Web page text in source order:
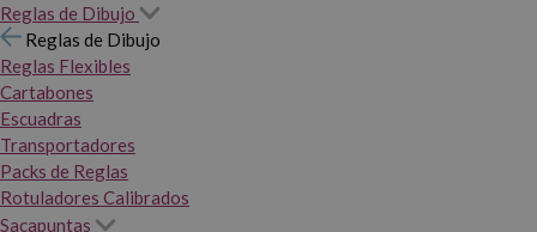
Reglas de Dibujo
Reglas de Dibujo
Reglas Flexibles
Cartabones
Escuadras
Transportadores
Packs de Reglas
Rotuladores Calibrados
Sacapuntas